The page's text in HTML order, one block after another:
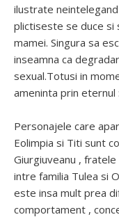
ilustrate
plictiseste se duce si
mamei. Singura sa
inseamna ca
sexual.Totusi in
ameninta prin eternul
Personajele care
Eolimpia si Titi sunt
Giurgiuveanu ,
intre familia Tulea si
este insa mult prea
comportament ,